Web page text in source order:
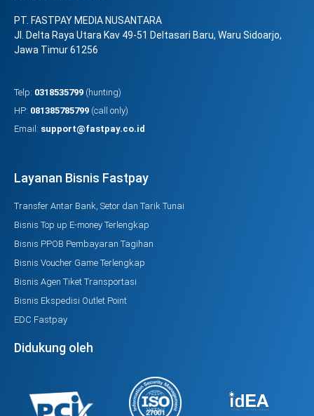
PT. FASTPAY MEDIA NUSANTARA
Jl. Delta Raya Utara Kav 49-51 Deltasari Baru, Waru Sidoarjo,
Jawa Timur 61256
Telp: 0318535799 (hunting)
HP: 081385785799 (call only)
Email: support@fastpay.co.id
Layanan Bisnis Fastpay
Transfer Antar Bank, Setor dan Tarik Tunai
Bisnis Top up E-money Terlengkap
Bisnis PPOB Pembayaran Tagihan
Bisnis Voucher Game Terlengkap
Bisnis Agen Tiket Transportasi
Bisnis Ekspedisi Outlet Point
EDC Fastpay
Didukung oleh